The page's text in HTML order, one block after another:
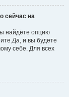
сейчас на
найдёте опцию
Да, и вы будете
себе. Для всех